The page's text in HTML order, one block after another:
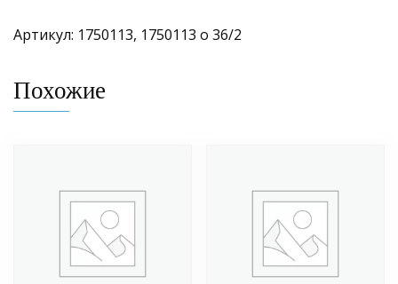
Артикул: 1750113, 1750113 о 36/2
Похожие